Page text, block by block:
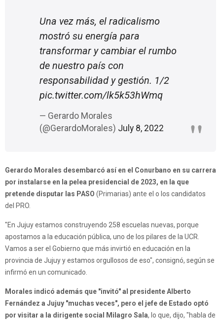
Una vez más, el radicalismo
mostró su energía para
transformar y cambiar el rumbo
de nuestro país con
responsabilidad y gestión. 1/2
pic.twitter.com/lk5k53hWmq
— Gerardo Morales
(@GerardoMorales) July 8, 2022
Gerardo Morales desembarcó así en el Conurbano en su carrera
por instalarse en la pelea presidencial de 2023, en la que
pretende disputar las PASO (Primarias) ante el o los candidatos
del PRO.
"En Jujuy estamos construyendo 258 escuelas nuevas, porque
apostamos a la educación pública, uno de los pilares de la UCR.
Vamos a ser el Gobierno que más invirtió en educación en la
provincia de Jujuy y estamos orgullosos de eso", consignó, según se
infirmó en un comunicado.
Morales indicó además que "invitó" al presidente Alberto
Fernández a Jujuy "muchas veces", pero el jefe de Estado optó
por visitar a la dirigente social Milagro Sala, lo que, dijo, "habla de